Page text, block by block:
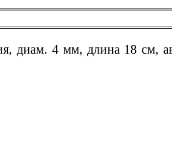
диам. 4 мм, длина 18 см,